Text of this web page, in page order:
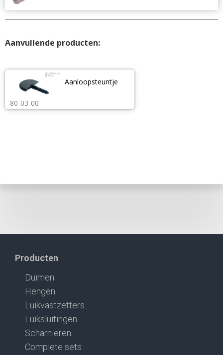
Aanvullende producten:
80-03-00
Aanloopsteuntje
Producten
Duimen
Hengen
Luikvastzetters
Luiksluitingen
Scharnieren
Complete sets